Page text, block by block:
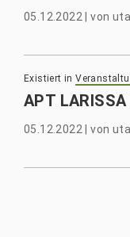
05.12.2022 |von
Existiert in
APT
05.12.2022 |von